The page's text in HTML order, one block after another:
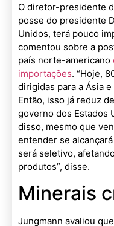
O diretor-presidente
posse do presidente
Unidos, terá pouco
comentou sobre a
país norte-americano
importações. “Hoje,
dirigidas para a Ásia
Então, isso já reduz
governo dos Estados
disso, mesmo que
entender se
será seletivo,
produtos”, disse.
Minerais
Jungmann avaliou